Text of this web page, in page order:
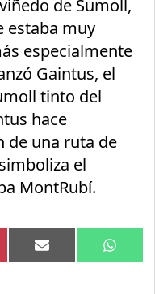
de Sumoll,
estaba muy
especialmente
Gaintus, el
tinto del
hace
de una ruta de
el
MontRubí.
Compartir
en
Email
en